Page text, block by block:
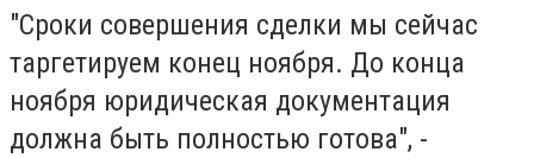
"Сроки совершения сделки мы сейчас
таргетируем конец ноября. До конца
ноября юридическая документация
должна быть полностью готова", -